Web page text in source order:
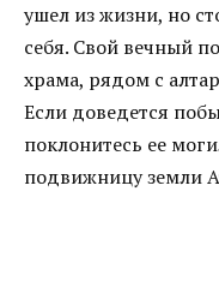
ушел из жизни, но
себя. Свой вечный
храма, рядом с
Если доведется
поклонитесь ее
подвижницу земли